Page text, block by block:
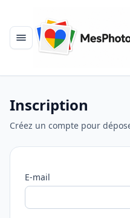
Menu
Inscription
Créez un compte pour
E-mail